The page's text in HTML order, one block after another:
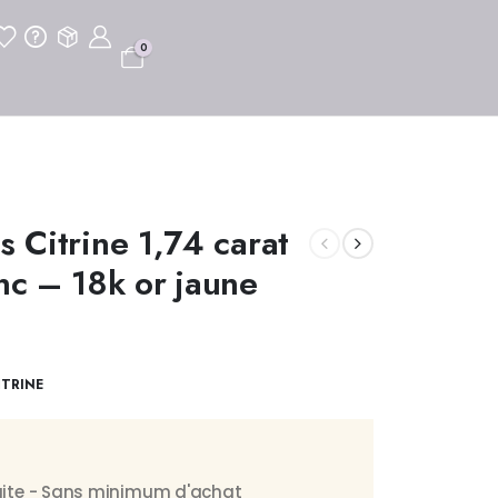
0
Citrine 1,74 carat
– 18k or jaune
- Sans minimum d'achat